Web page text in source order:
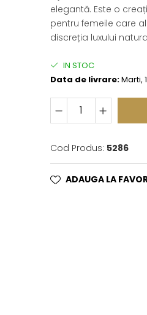
elegantă. Este o
pentru femeile care
discreția luxului
IN STOC
Data de livrare:Marti,
Cod Produs: 5286
ADAUGA LA